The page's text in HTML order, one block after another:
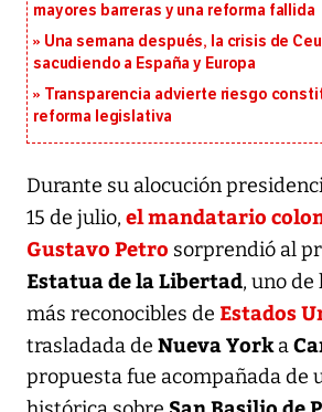
mayores barreras y una reforma fallida
Una semana después, la crisis de
sacudiendo a España y Europa
Transparencia advierte riesgo
reforma legislativa
Durante su alocución
15 de julio, el mandatario
Gustavo Petro sorprendió al
Estatua de la Libertad, uno de
más reconocibles de Estados
trasladada de Nueva Yorka
propuesta fue acompañada de